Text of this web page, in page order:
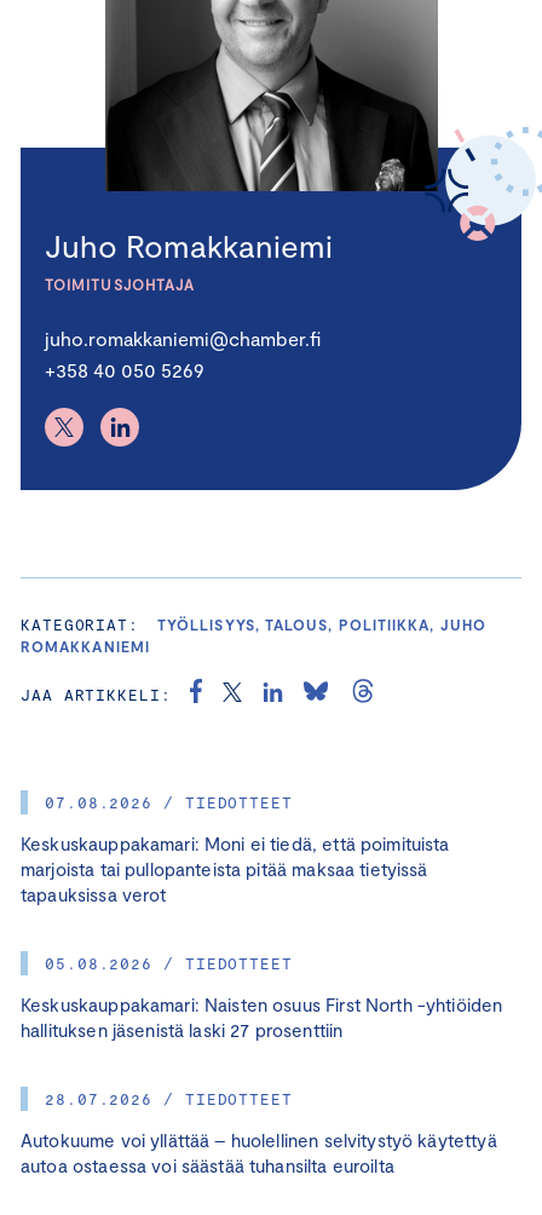
07.08.2026 / TIEDOTTEET
Keskuskauppakamari: Moni ei tiedä, että poimituista
marjoista tai pullopanteista pitää maksaa tietyissä
tapauksissa verot
05.08.2026 / TIEDOTTEET
Keskuskauppakamari: Naisten osuus First North -yhtiöiden
hallituksen jäsenistä laski 27 prosenttiin
28.07.2026 / TIEDOTTEET
Autokuume voi yllättää – huolellinen selvitystyö käytettyä
autoa ostaessa voi säästää tuhansilta euroilta
Juho Romakkaniemi
TOIMITUSJOHTAJA
juho.romakkaniemi@chamber.fi
+358 40 050 5269
KATEGORIAT:
TYÖLLISYYS, TALOUS, POLITIIKKA, JUHO
ROMAKKANIEMI
JAA ARTIKKELI: